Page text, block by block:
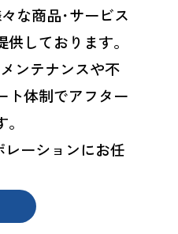
な商品･サービス
しております。
ンテナンスや不
ト体制でアフター
レーションにお任